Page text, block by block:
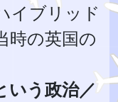
イブリッド
時の英国の
いう政治／